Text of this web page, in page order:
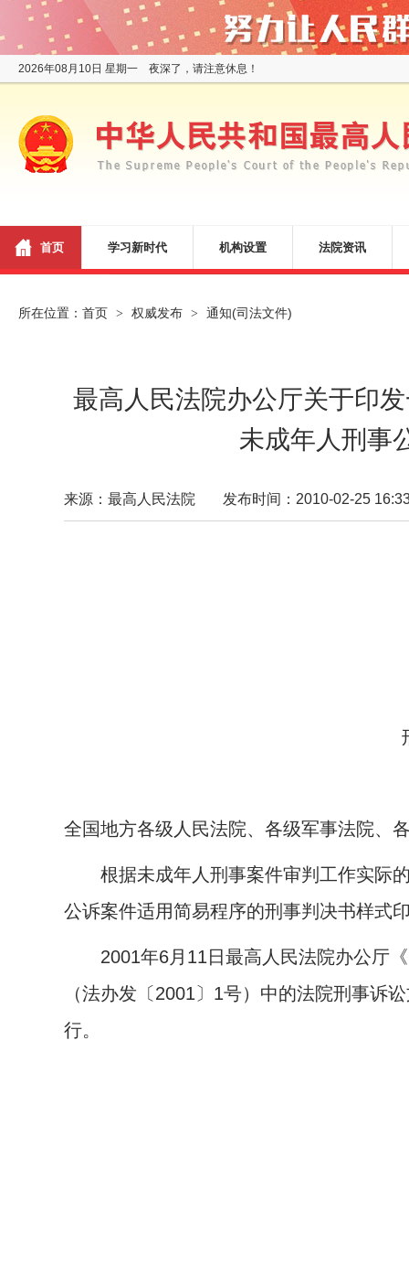
2026年08月10日 星期一 夜深了，请注意休息！
首页 学习新时代 机构设置 法院资讯
所在位置： 首页 > 权威发布 > 通知(司法文件)
最高人民法院办公厅关于印
未成年人刑事
来源：最高人民法院 发布时间：2010-02-25
全国地方各级人民法院、各级军事法院、
根据未成年人刑事案件审判工作实际
公诉案件适用简易程序的刑事判决书样式
2001年6月 11 日 最高人民法院办公厅
（法办发〔 2001 〕 1号）中的法院刑事诉
行。